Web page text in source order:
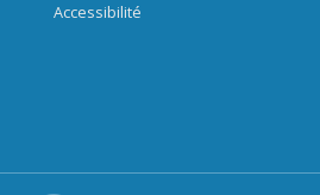
Accessibilité